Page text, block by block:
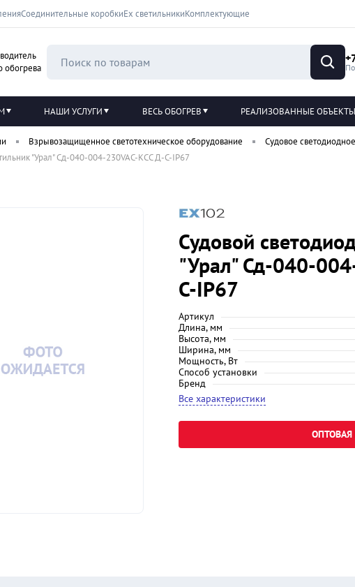
Соединительные коробкиЕх светильникиКомплектующие
обогрева
НАШИ УСЛУГИ ВЕСЬ ОБОГРЕВ РЕАЛИЗОВАННЫЕ ОБЪЕКТЫ
Взрывозащищенное светотехническое оборудование
Судовое
"Урал" Сд-040-004-230VAC-КСС Д-С-IP67
Судовой
"Урал" Сд-040-
С-IP67
Артикул
Длина, мм
Высота, мм
Ширина, мм
Мощность, Вт
Способ установки
Бренд
Все характеристики
ОПТОВАЯ